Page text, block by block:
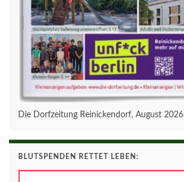
Die Dorfzeitung Reinickendorf, August 2026
BLUTSPENDEN RETTET LEBEN: